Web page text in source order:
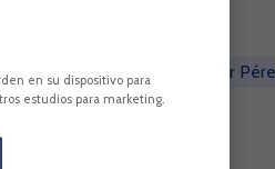
Deportiva de Tenerife Javier
en su dispositivo para
estudios para marketing.